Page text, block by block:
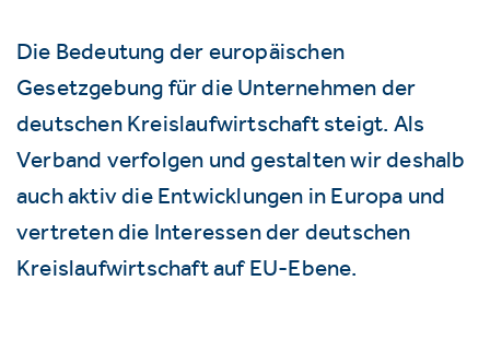
Die Bedeutung der europäischen
Gesetzgebung für die Unternehmen der
deutschen Kreislaufwirtschaft steigt. Als
Verband verfolgen und gestalten wir deshalb
auch aktiv die Entwicklungen in Europa und
vertreten die Interessen der deutschen
Kreislaufwirtschaft auf EU-Ebene.